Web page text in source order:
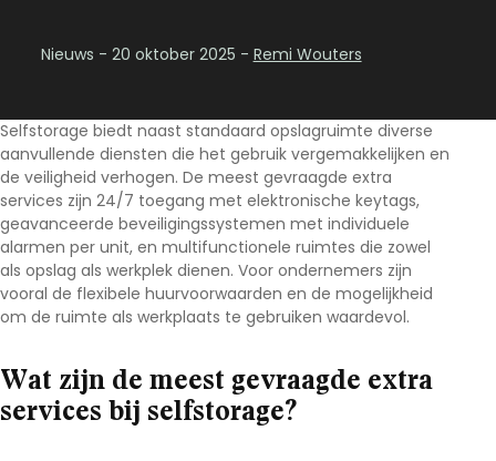
Nieuws - 20 oktober 2025 - Remi Wouters
Selfstorage biedt naast standaard opslagruimte diverse
aanvullende diensten die het gebruik vergemakkelijken en
de veiligheid verhogen. De meest gevraagde extra
services zijn 24/7 toegang met elektronische keytags,
geavanceerde beveiligingssystemen met individuele
alarmen per unit, en multifunctionele ruimtes die zowel
als opslag als werkplek dienen. Voor ondernemers zijn
vooral de flexibele huurvoorwaarden en de mogelijkheid
om de ruimte als werkplaats te gebruiken waardevol.
Wat zijn de meest gevraagde extra
services bij selfstorage?